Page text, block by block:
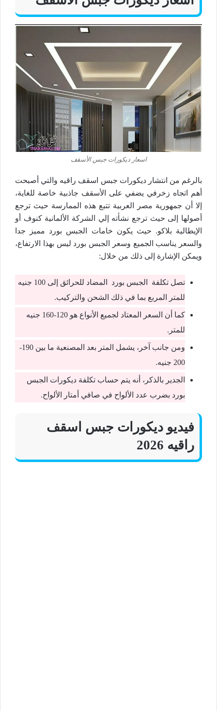
اسعار ديكورات جبس الأسقف
بالرغم من انتشار ديكورات جبس اسقف راقيه والتي أصبحت
أهم اتجاه زخرفي يضفي على الأسقف جاذبية خاصة للغاية،
إلا أن جمهورية مصر العربية تتبع هذه الممارسة حيث ترجع
أصولها إلى حيث ترجع نشأته إلي الشركة الألمانية كنوف أو
الإيطالية بلاكو. حيث يكون خامات الجبس بورد مميز جدا
والسعر يناسب الجميع وسعر الجبس بورد ليس بهذا الارتفاع،
ويمكن الإشارة إلى ذلك من خلال:
تصل تكلفة الجبس بورد المضاد للحرائق إلى 100 جنيه
للمتر المربع بما في ذلك الشحن والتركيب.
كما أن السعر المعتاد لجميع الأنواع هو 120-160 جنيه
للمتر.
ومن جانب آخر، يشمل المتر بعد المصنعية ما بين 190-
200 جنيه.
الجدير بالذكر، أنه يتم حساب تكلفة ديكورات الجبس
بورد بضرب عدد الألواح في صافي أمتار الألواح.
فيديو ديكورات جبس اسقف
راقيه 2026